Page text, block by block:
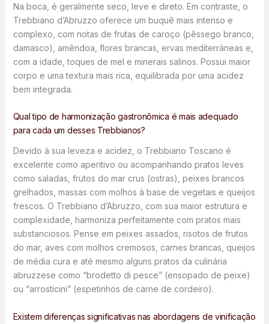
Na boca, é geralmente seco, leve e direto. Em contraste, o
Trebbiano d’Abruzzo oferece um buquê mais intenso e
complexo, com notas de frutas de caroço (pêssego branco,
damasco), amêndoa, flores brancas, ervas mediterrâneas e,
com a idade, toques de mel e minerais salinos. Possui maior
corpo e uma textura mais rica, equilibrada por uma acidez
bem integrada.
Qual tipo de harmonização gastronômica é mais adequado
para cada um desses Trebbianos?
Devido à sua leveza e acidez, o Trebbiano Toscano é
excelente como aperitivo ou acompanhando pratos leves
como saladas, frutos do mar crus (ostras), peixes brancos
grelhados, massas com molhos à base de vegetais e queijos
frescos. O Trebbiano d’Abruzzo, com sua maior estrutura e
complexidade, harmoniza perfeitamente com pratos mais
substanciosos. Pense em peixes assados, risotos de frutos
do mar, aves com molhos cremosos, carnes brancas, queijos
de média cura e até mesmo alguns pratos da culinária
abruzzese como “brodetto di pesce” (ensopado de peixe)
ou “arrosticini” (espetinhos de carne de cordeiro).
Existem diferenças significativas nas abordagens de vinificação